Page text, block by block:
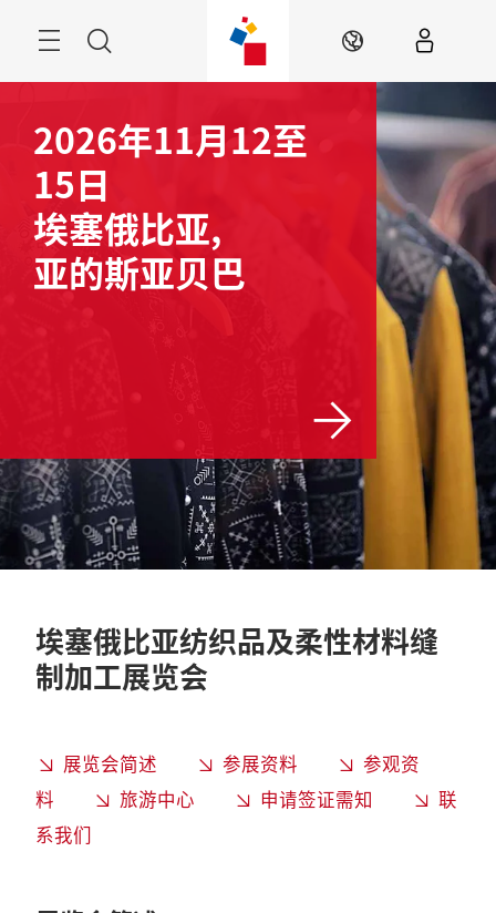
菜
ZH
2026年11月12至
15日
埃塞俄比亚,
亚的斯亚贝巴
埃塞俄比亚纺织品及柔性材料缝
制加工展览会
展览会简述 参展资料
参观资
料
旅游中心 申请签证需知
联
系我们